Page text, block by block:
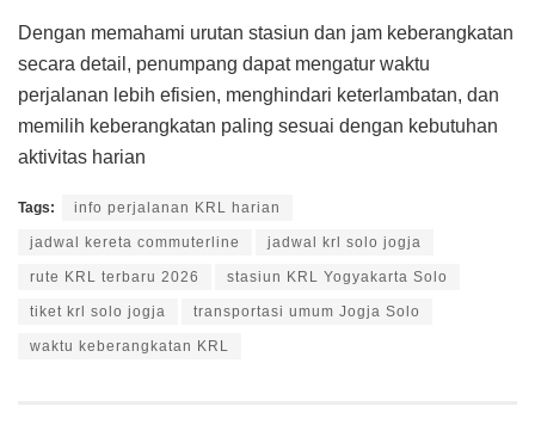
Dengan memahami urutan stasiun dan jam keberangkatan
secara detail, penumpang dapat mengatur waktu
perjalanan lebih efisien, menghindari keterlambatan, dan
memilih keberangkatan paling sesuai dengan kebutuhan
aktivitas harian
Tags: info perjalanan KRL harian
jadwal kereta commuterline jadwal krl solo jogja
rute KRL terbaru 2026 stasiun KRL Yogyakarta Solo
tiket krl solo jogja transportasi umum Jogja Solo
waktu keberangkatan KRL